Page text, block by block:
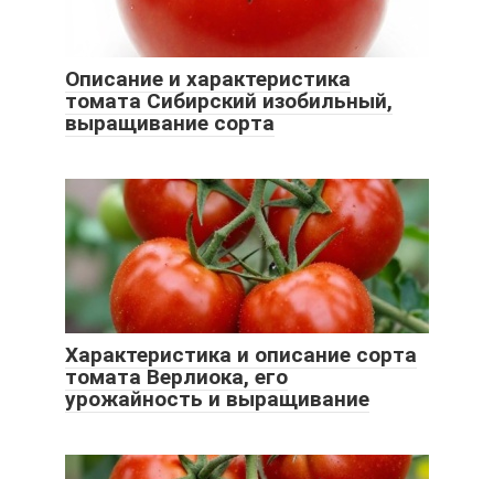
Описание и характеристика
томата Сибирский изобильный,
выращивание сорта
Характеристика и описание сорта
томата Верлиока, его
урожайность и выращивание